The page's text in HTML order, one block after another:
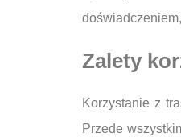
Zalety
Korzystanie z
Przede